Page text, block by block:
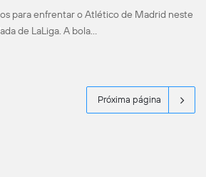
para enfrentar o Atlético de Madrid neste
de LaLiga. A bola…
Próxima página